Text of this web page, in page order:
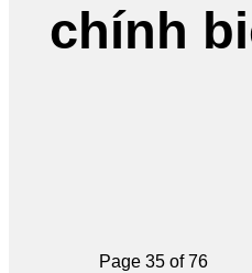
chính
Page 35 of 76